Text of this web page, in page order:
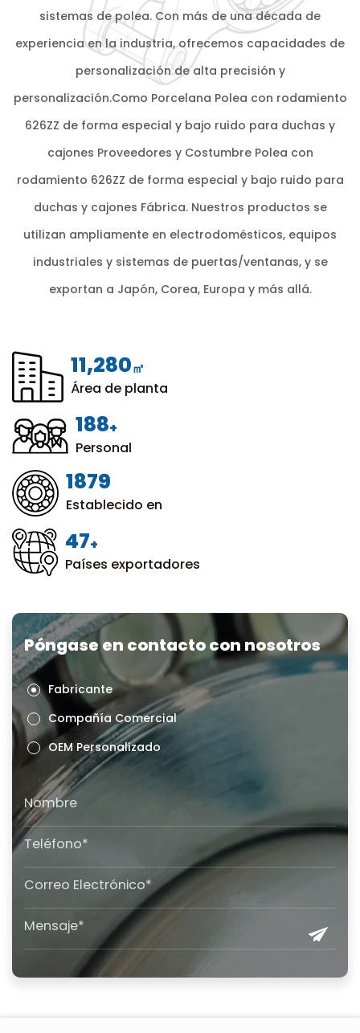
12,000㎡
Área de planta
200+
Personal
1999
Establecido en
50+
Países exportadores
sistemas de polea. Con más de una década de
experiencia en la industria, ofrecemos capacidades de
personalización de alta precisión y
personalización.Como Porcelana Polea con rodamiento
626ZZ de forma especial y bajo ruido para duchas y
cajones Proveedores y Costumbre Polea con
rodamiento 626ZZ de forma especial y bajo ruido para
duchas y cajones Fábrica. Nuestros productos se
utilizan ampliamente en electrodomésticos, equipos
industriales y sistemas de puertas/ventanas, y se
exportan a Japón, Corea, Europa y más allá.
Póngase en contacto con nosotros
Fabricante
Compañía Comercial
OEM Personalizado